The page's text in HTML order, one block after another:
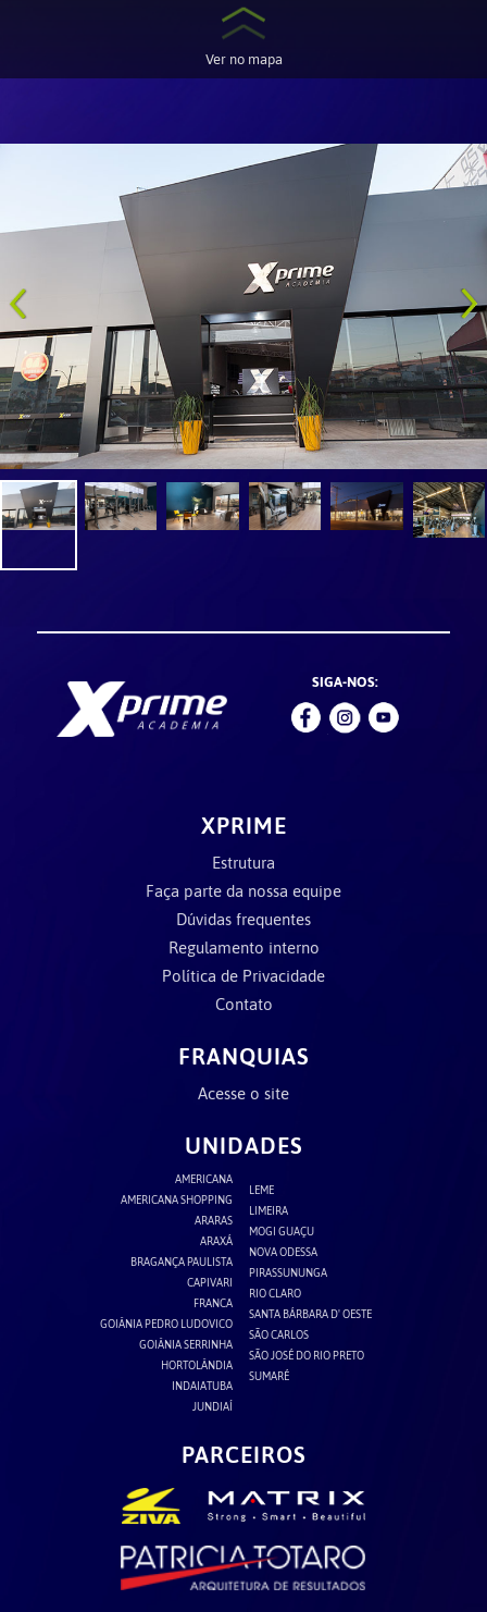
Ver no mapa
SIGA-NOS:
XPRIME
Estrutura
Faça parte da nossa equipe
Dúvidas frequentes
Regulamento interno
Política de Privacidade
Contato
FRANQUIAS
Acesse o site
UNIDADES
AMERICANA
AMERICANA SHOPPING
ARARAS
ARAXÁ
BRAGANÇA PAULISTA
CAPIVARI
FRANCA
GOIÂNIA PEDRO LUDOVICO
GOIÂNIA SERRINHA
HORTOLÂNDIA
INDAIATUBA
JUNDIAÍ
LEME
LIMEIRA
MOGI GUAÇU
NOVA ODESSA
PIRASSUNUNGA
RIO CLARO
SANTA BÁRBARA D' OESTE
SÃO CARLOS
SÃO JOSÉ DO RIO PRETO
SUMARÉ
PARCEIROS